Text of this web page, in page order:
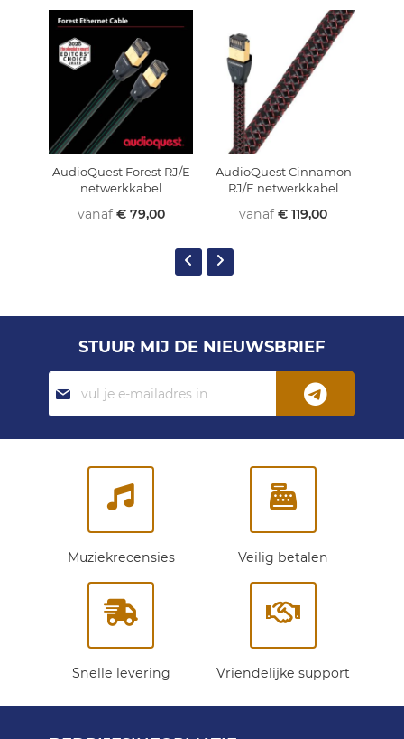
AudioQuest Forest RJ/E
netwerkkabel
vanaf € 79,00
AudioQuest Cinnamon
RJ/E netwerkkabel
vanaf € 119,00
STUUR MIJ DE NIEUWSBRIEF
je
op
Muziekrecensies Veilig betalen
Snelle levering Vriendelijke support